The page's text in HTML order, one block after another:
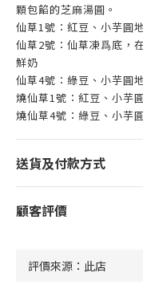
顆包餡的芝麻湯圓。
仙草1號：紅豆、小芋圓
仙草2號：仙草凍爲底，
鮮奶
仙草4號：綠豆、小芋圓
燒仙草1號：紅豆、小芋
燒仙草4號：綠豆、小芋
送貨及付款方式
顧客評價